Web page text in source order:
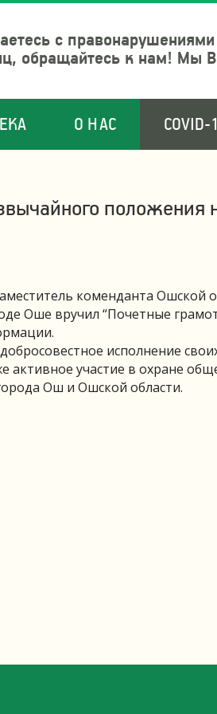
с
обращайтесь к нам! Мы
О НАС COVID-
положения
коменданта Ошской
Оше вручил “Почетные
исполнение
активное участие в охране
Ош и Ошской области.